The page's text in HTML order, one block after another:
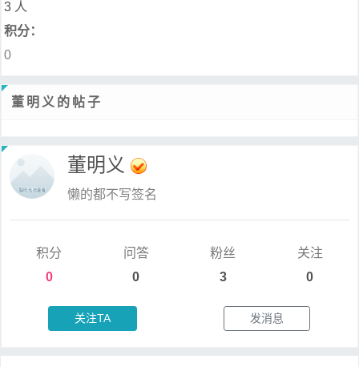
3 人
积分：
0
董明义的帖子
董明义
懒的都不写签名
积分
0
问答
0
粉丝
3
关注
0
关注TA 发消息